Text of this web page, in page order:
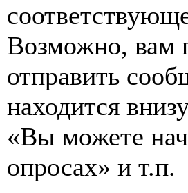
Возможно, вам
отправить
находится
«Вы можете
опросах» и т.п.